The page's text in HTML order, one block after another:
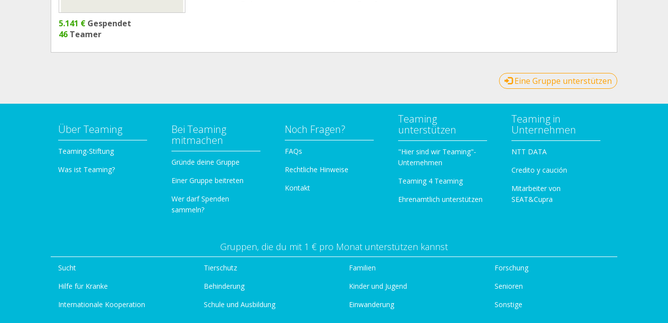
5.141 € Gespendet
46 Teamer
Eine Gruppe unterstützen
Über Teaming
Teaming-Stiftung
Was ist Teaming?
Bei Teaming
mitmachen
Gründe deine Gruppe
Einer Gruppe beitreten
Wer darf Spenden
sammeln?
Noch Fragen?
FAQs
Rechtliche Hinweise
Kontakt
Teaming
unterstützen
"Hier sind wir Teaming"-
Unternehmen
Teaming 4 Teaming
Ehrenamtlich unterstützen
Teaming in
Unternehmen
NTT DATA
Credito y caución
Mitarbeiter von
SEAT&Cupra
Gruppen, die du mit 1 € pro Monat unterstützen kannst
Sucht
Hilfe für Kranke
Internationale Kooperation
Tierschutz
Behinderung
Schule und Ausbildung
Familien
Kinder und Jugend
Einwanderung
Forschung
Senioren
Sonstige